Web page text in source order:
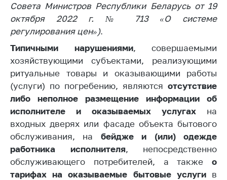
Применение мер
нетарифного
регулирования
Биржевая торговля
Выставочная
деятельность в
Республике
Беларусь
Защита
персональных
данных
Новости
Совета Министров Республики Беларусь от 19
октября 2022 г. № 713 «О системе
регулирования цен»).
Типичными нарушениями, совершаемыми
хозяйствующими субъектами, реализующими
ритуальные товары и оказывающими работы
(услуги) по погребению, являются отсутствие
либо неполное размещение информации об
исполнителе и оказываемых услугах на
входных дверях или фасаде объекта бытового
обслуживания, на бейдже и (или) одежде
работника исполнителя, непосредственно
обслуживающего потребителей, а также о
тарифах на оказываемые бытовые услугив